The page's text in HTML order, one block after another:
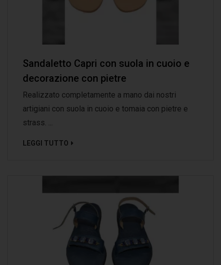
Sandaletto Capri con suola in cuoio e
decorazione con pietre
Realizzato completamente a mano dai nostri
artigiani con suola in cuoio e tomaia con pietre e
strass. ...
LEGGI TUTTO